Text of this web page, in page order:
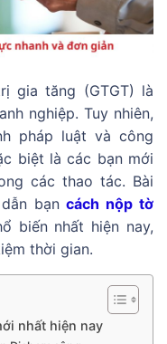
gia tăng (GTGT) là
nghiệp. Tuy nhiên,
pháp luật và công
biệt là các bạn mới
các thao tác. Bài
dẫn bạncách nộp tờ
biến nhất hiện nay,
thời gian.
nhất hiện nay